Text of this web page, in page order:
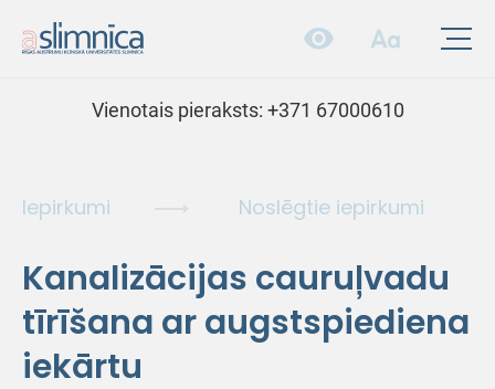
Vienotais pieraksts: +371 67000610
Iepirkumi Noslēgtie iepirkumi
Kanalizācijas cauruļvadu
tīrīšana ar augstspiediena
iekārtu